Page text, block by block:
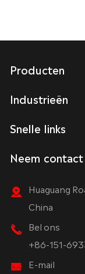
Producten
Industrieën
Snelle links
Neem
Huaguang
China
Bel ons
+86-151-
E-mail